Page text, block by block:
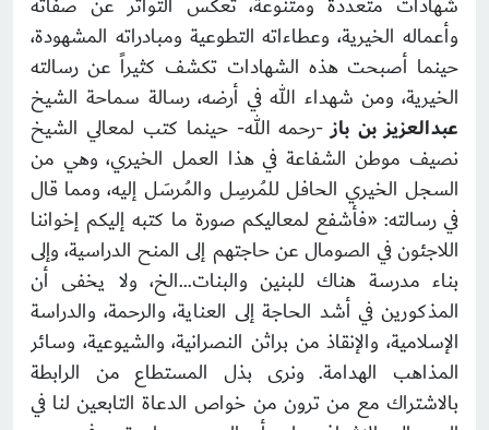
وأعماله الخيرية، وعطاءاته التطوعية ومبادراته المشهودة،
حينما أصبحت هذه الشهادات تكشف كثيراً عن رسالته
الخيرية، ومن شهداء الله في أرضه، رسالة سماحة الشيخ
عبدالعزيز بن باز-رحمه الله- حينما كتب لمعالي الشيخ
نصيف موطن الشفاعة في هذا العمل الخيري، وهي من
السجل الخيري الحافل للمُرسِل والمُرسَل إليه، ومما قال
في رسالته: «فأشفع لمعاليكم صورة ما كتبه إليكم إخواننا
اللاجئون في الصومال عن حاجتهم إلى المنح الدراسية، وإلى
بناء مدرسة هناك للبنين والبنات…الخ، ولا يخفى أن
المذكورين في أشد الحاجة إلى العناية، والرحمة، والدراسة
الإسلامية، والإنقاذ من براثن النصرانية، والشيوعية، وسائر
المذاهب الهدامة. ونرى بذل المستطاع من الرابطة
بالاشتراك مع من ترون من خواص الدعاة التابعين لنا في